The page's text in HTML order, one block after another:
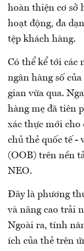
hoàn thiện cơ sở
hoạt động, đa
tệp khách hàng.
Có thể kể tới các
ngân hàng số
gian vừa qua.
hàng mẹ đã tiên
xác thực mới cho
chủ thẻ quốc tế -
(OOB) trên nền
NEO.
Đây là phương
và nâng cao trải
Ngoài ra, tính
ích của thẻ trên